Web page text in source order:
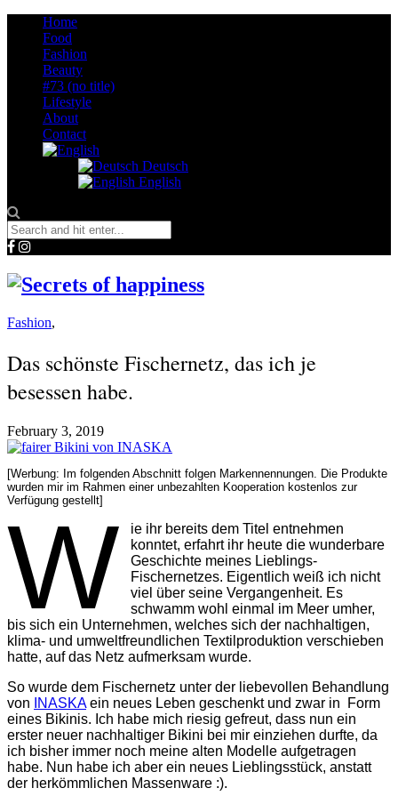
Home
Food
Fashion
Beauty
#73 (no title)
Lifestyle
About
Contact
Deutsch
English
Fashion,
Das schönste Fischernetz, das ich je
besessen habe.
February 3, 2019
[Werbung: Im folgenden Abschnitt folgen Markennennungen. Die Produkte
wurden mir im Rahmen einer unbezahlten Kooperation kostenlos zur
Verfügung gestellt]
W
ie ihr bereits dem Titel entnehmen
konntet, erfahrt ihr heute die wunderbare
Geschichte meines Lieblings-
Fischernetzes. Eigentlich weiß ich nicht
viel über seine Vergangenheit. Es
schwamm wohl einmal im Meer umher,
bis sich ein Unternehmen, welches sich der nachhaltigen,
klima- und umweltfreundlichen Textilproduktion verschieben
hatte, auf das Netz aufmerksam wurde.
So wurde dem Fischernetz unter der liebevollen Behandlung
von
INASKAein neues Leben geschenkt und zwar in Form
eines Bikinis. Ich habe mich riesig gefreut, dass nun ein
erster neuer nachhaltiger Bikini bei mir einziehen durfte, da
ich bisher immer noch meine alten Modelle aufgetragen
habe. Nun habe ich aber ein neues Lieblingsstück, anstatt
der herkömmlichen Massenware :).